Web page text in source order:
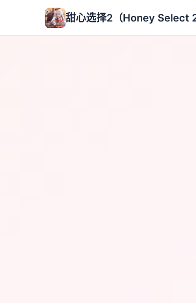
甜心选择2（Honey Select 2